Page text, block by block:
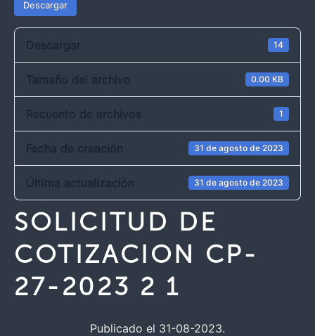
Descargar
Descargar 14
Tamaño del archivo 0.00 KB
Recuento de archivos 1
Fecha de creación 31 de agosto de 2023
Última actualización 31 de agosto de 2023
SOLICITUD DE
COTIZACION CP-
27-2023 2 1
Publicado el 31-08-2023.